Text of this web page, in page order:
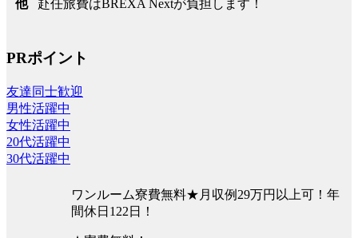
他 赴任旅費はBREXA Nextが負担します！
PRポイント
友達同士歓迎
男性活躍中
女性活躍中
20代活躍中
30代活躍中
ワンルーム寮費無料★月収例29万円以上可！年
間休日122日！